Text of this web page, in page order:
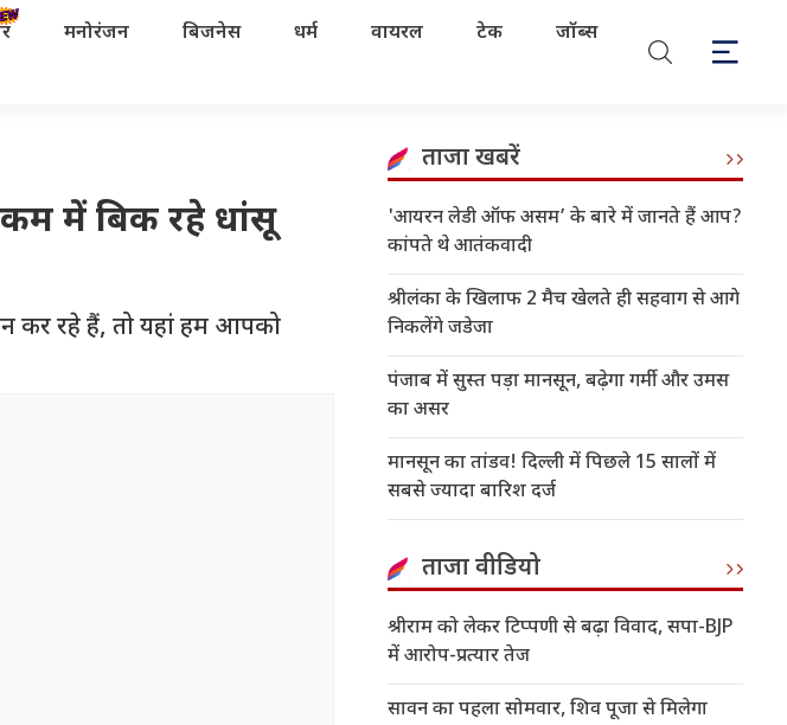
मनोरंजन बिजनेस धर्म वायरल टेक जॉब्स
में बिक रहे धांसू
कर रहे हैं, तो यहां हम आपको
ताजा खबरें
'आयरन लेडी ऑफ असम’ के बारे में जानते हैं आप?
कांपते थे आतंकवादी
श्रीलंका के खिलाफ 2 मैच खेलते ही सहवाग से आगे
निकलेंगे जडेजा
पंजाब में सुस्त पड़ा मानसून, बढ़ेगा गर्मी और उमस
का असर
मानसून का तांडव! दिल्ली में पिछले 15 सालों में
सबसे ज्यादा बारिश दर्ज
ताजा वीडियो
श्रीराम को लेकर टिप्पणी से बढ़ा विवाद, सपा-BJP
में आरोप-प्रत्यार तेज
सावन का पहला सोमवार, शिव पूजा से मिलेगा